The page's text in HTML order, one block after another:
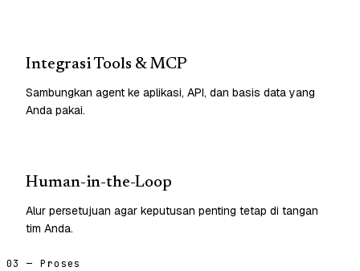
Integrasi Tools & MCP
Sambungkan agent ke aplikasi, API, dan basis data yang
Anda pakai.
Human-in-the-Loop
Alur persetujuan agar keputusan penting tetap di tangan
tim Anda.
03 — Proses